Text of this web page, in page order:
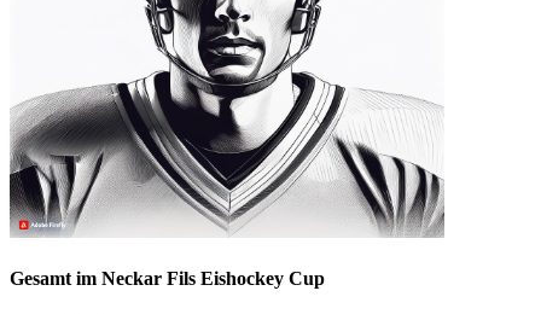
Gesamt im Neckar Fils Eishockey Cup